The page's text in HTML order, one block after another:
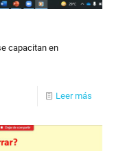
capacitan en
Leer más